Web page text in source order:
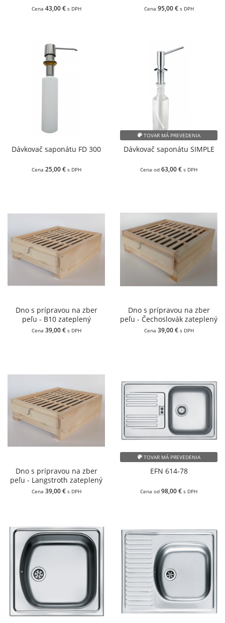
Cena 43,00 € s DPH Cena 95,00 € s DPH
Dávkovač saponátu FD 300
Cena 25,00 € s DPH
Dávkovač saponátu SIMPLE
Cena od 63,00 € s DPH
TOVAR MÁ PREVEDENIA
Dno s prípravou na zber
peľu - B10 zateplený
Cena 39,00 € s DPH
Dno s prípravou na zber
peľu - Čechoslovák zateplený
Cena 39,00 € s DPH
Dno s prípravou na zber
peľu - Langstroth zateplený
Cena 39,00 € s DPH
EFN 614-78
Cena od 98,00 € s DPH
TOVAR MÁ PREVEDENIA